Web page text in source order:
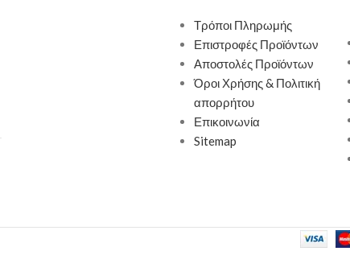
Τρόποι Πληρωμής
Επιστροφές Προϊόντων
Αποστολές Προϊόντων
Όροι Χρήσης & Πολιτική
απορρήτου
Επικοινωνία
Sitemap